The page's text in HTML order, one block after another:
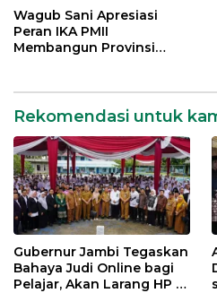
Wagub Sani Apresiasi
Peran IKA PMII
Membangun Provinsi
Rekomendasi untuk
Gubernur Jambi Tegaskan
Bahaya Judi Online bagi
Pelajar, Akan Larang HP di